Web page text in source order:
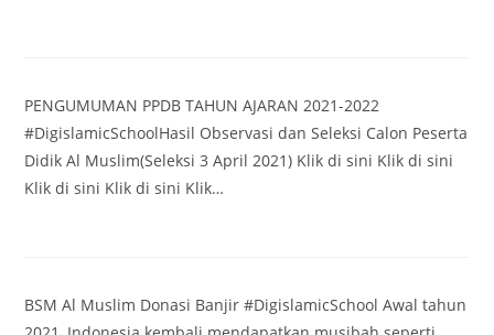
PENGUMUMAN PPDB TAHUN AJARAN 2021-2022
#DigislamicSchoolHasil Observasi dan Seleksi Calon Peserta
Didik Al Muslim(Seleksi 3 April 2021) Klik di sini Klik di sini
Klik di sini Klik di sini Klik…
BSM Al Muslim Donasi Banjir #DigislamicSchool Awal tahun